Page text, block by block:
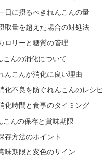
日に摂るべきれんこんの量
取量を超えた場合の対処法
ロリーと糖質の管理
こんの消化について
んこんが消化に良い理由
化不良を防ぐれんこんのレシピ
化時間と食事のタイミング
こんの保存と賞味期限
存方法のポイント
味期限と変色のサイン